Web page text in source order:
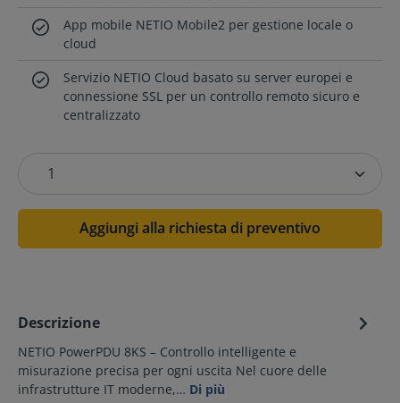
App mobile NETIO Mobile2 per gestione locale o
cloud
Servizio NETIO Cloud basato su server europei e
connessione SSL per un controllo remoto sicuro e
centralizzato
Aggiungi alla richiesta di preventivo
Descrizione
NETIO PowerPDU 8KS – Controllo intelligente e
misurazione precisa per ogni uscita Nel cuore delle
infrastrutture IT moderne,… Di più